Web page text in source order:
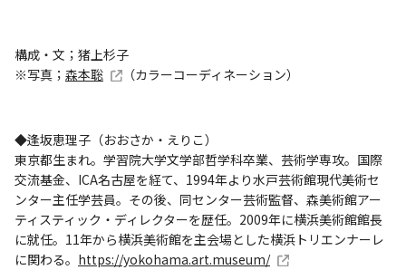
構成・文；猪上杉子
※写真； 森本聡 （カラーコーディネーション）
◆逢坂恵理子（おおさか・えりこ）
東京都生まれ。学習院大学文学部哲学科卒業、芸術学専攻。国際
交流基金、ICA名古屋を経て、1994年より水戸芸術館現代美術セ
ンター主任学芸員。その後、同センター芸術監督、森美術館アー
ティスティック・ディレクターを歴任。2009年に横浜美術館館長
に就任。11年から横浜美術館を主会場とした横浜トリエンナーレ
に関わる。 https://yokohama.art.museum/